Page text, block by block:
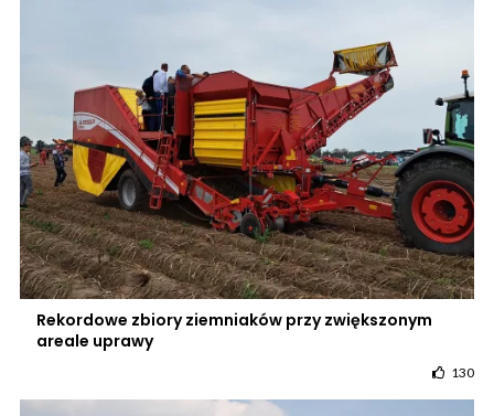
Rekordowe zbiory ziemniaków przy zwiększonym
areale uprawy
130